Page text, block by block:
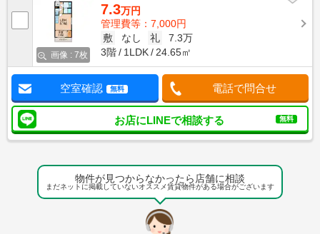
画像 : 7枚
7.3万円
管理費等：7,000円
敷
なし 礼
7.3万
3階
1LDK 24.65㎡
空室確認 無料 電話で問合せ
お店にLINEで相談する 無料
物件が見つからなかったら店舗に相談
まだネットに掲載していないオススメ賃貸物件がある場合がございます